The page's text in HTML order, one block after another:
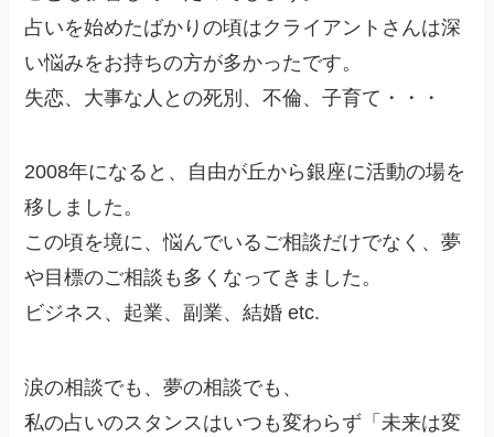
占いを始めたばかりの頃はクライアントさんは深
い悩みをお持ちの方が多かったです。
失恋、大事な人との死別、不倫、子育て・・・
2008年になると、自由が丘から銀座に活動の場を
移しました。
この頃を境に、悩んでいるご相談だけでなく、夢
や目標のご相談も多くなってきました。
ビジネス、起業、副業、結婚 etc.
涙の相談でも、夢の相談でも、
私の占いのスタンスはいつも変わらず「未来は変